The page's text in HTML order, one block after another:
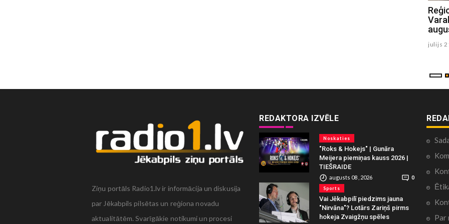
julijs
Ziņu portāls Radio1.lv ir informācija un diskusija
par Jēkabpils pilsētas un reģiona novadu
aktualitātēm. Svarīgākie notikumi un procesi
REDAKTORA IZVĒLE
Noskaties
"Roks & Hokejs" | Gunāra
Meijera piemiņas kauss 2026 |
TIEŠRAIDE
augusts 08 , 2026 0
Sports
Vai Jēkabpilī piedzims jauna
"Nirvāna"? Lotārs Zariņš pirms
hokeja Zvaigžņu spēles
Par